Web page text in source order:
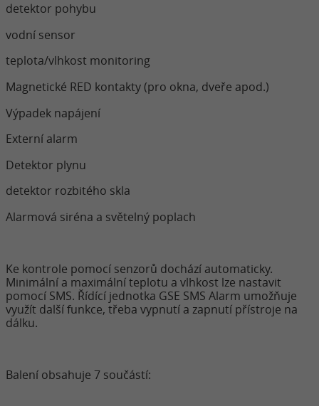
detektor pohybu
vodní sensor
teplota/vlhkost monitoring
Magnetické RED kontakty (pro okna, dveře apod.)
Výpadek napájení
Externí alarm
Detektor plynu
detektor rozbitého skla
Alarmová siréna a světelný poplach
Ke kontrole pomocí senzorů dochází automaticky.
Minimální a maximální teplotu a vlhkost lze nastavit
pomocí SMS. Řídící jednotka GSE SMS Alarm umožňuje
využít další funkce, třeba vypnutí a zapnutí přístroje na
dálku.
Balení obsahuje 7 součástí: